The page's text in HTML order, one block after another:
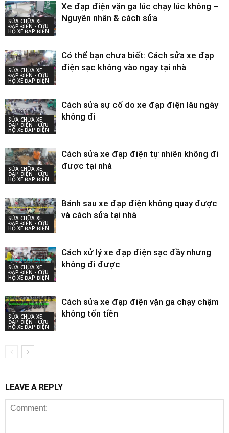
SỬA CHỮA XE
ĐẠP ĐIỆN - CỨU
HỘ XE ĐẠP ĐIỆN
Xe đạp điện vặn ga lúc chạy lúc không –
Nguyên nhân & cách sửa
SỬA CHỮA XE
ĐẠP ĐIỆN - CỨU
HỘ XE ĐẠP ĐIỆN
Có thể bạn chưa biết: Cách sửa xe đạp
điện sạc không vào ngay tại nhà
SỬA CHỮA XE
ĐẠP ĐIỆN - CỨU
HỘ XE ĐẠP ĐIỆN
Cách sửa sự cố do xe đạp điện lâu ngày
không đi
SỬA CHỮA XE
ĐẠP ĐIỆN - CỨU
HỘ XE ĐẠP ĐIỆN
Cách sửa xe đạp điện tự nhiên không đi
được tại nhà
SỬA CHỮA XE
ĐẠP ĐIỆN - CỨU
HỘ XE ĐẠP ĐIỆN
Bánh sau xe đạp điện không quay được
và cách sửa tại nhà
SỬA CHỮA XE
ĐẠP ĐIỆN - CỨU
HỘ XE ĐẠP ĐIỆN
Cách xử lý xe đạp điện sạc đầy nhưng
không đi được
SỬA CHỮA XE
ĐẠP ĐIỆN - CỨU
HỘ XE ĐẠP ĐIỆN
Cách sửa xe đạp điện vặn ga chạy chậm
không tốn tiền
LEAVE A REPLY